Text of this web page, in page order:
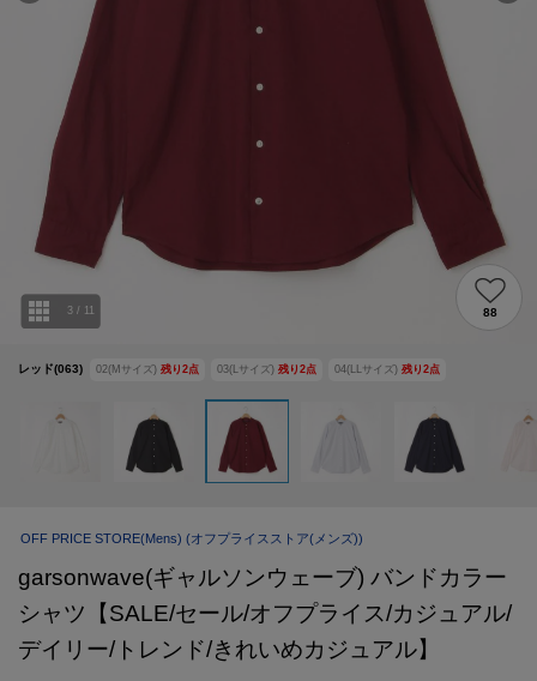
レッド(063) 02(Mサイズ) 残り 2点 03(Lサイズ) 残り 2点 04(LLサイズ) 残り 2点
3 / 11 88
OFF PRICE STORE(Mens) (オフプライスストア(メンズ))
garsonwave(ギャルソンウェーブ) バンドカラー
シャツ【SALE/セール/オフプライス/カジュアル/
デイリー/トレンド/きれいめカジュアル】